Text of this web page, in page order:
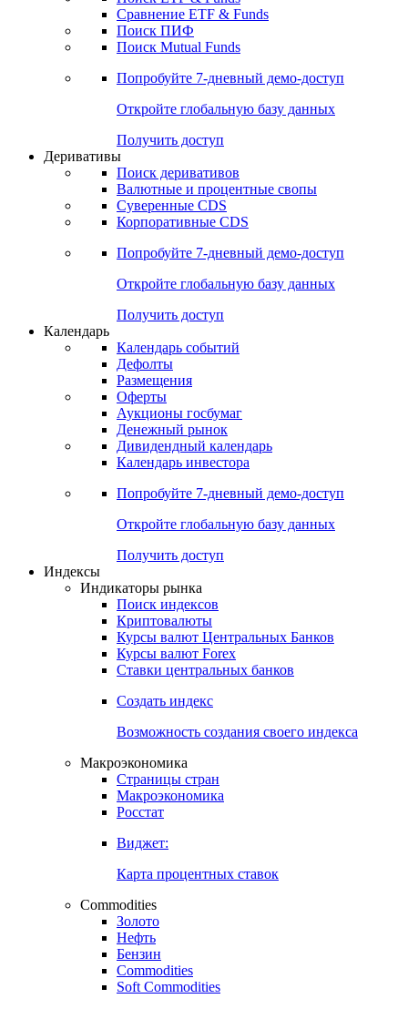
Сравнение ETF & Funds
Поиск ПИФ
Поиск Mutual Funds
Попробуйте 7-дневный демо-доступ
Откройте глобальную базу данных
Получить доступ
Деривативы
Поиск деривативов
Валютные и процентные свопы
Суверенные CDS
Корпоративные CDS
Попробуйте 7-дневный демо-доступ
Откройте глобальную базу данных
Получить доступ
Календарь
Календарь событий
Дефолты
Размещения
Оферты
Аукционы госбумаг
Денежный рынок
Дивидендный календарь
Календарь инвестора
Попробуйте 7-дневный демо-доступ
Откройте глобальную базу данных
Получить доступ
Индексы
Индикаторы рынка
Поиск индексов
Криптовалюты
Курсы валют Центральных Банков
Курсы валют Forex
Ставки центральных банков
Создать индекс
Возможность создания своего индекса
Макроэкономика
Страницы стран
Макроэкономика
Росстат
Виджет:
Карта процентных ставок
Commodities
Золото
Нефть
Бензин
Commodities
Soft Commodities